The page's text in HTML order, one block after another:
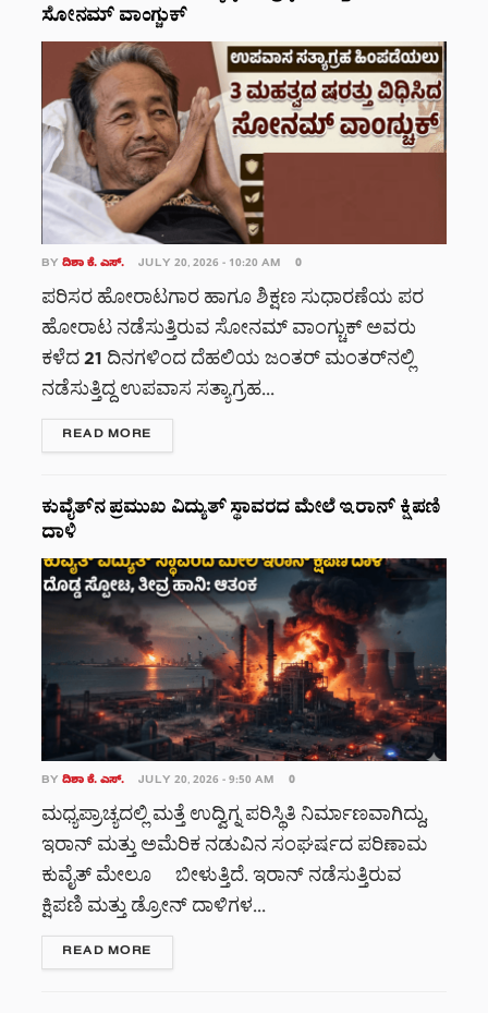
ಸೋನಮ್ ವಾಂಗ್ಚುಕ್
BY ದಿಶಾ ಕೆ. ಎಸ್. JULY 20, 2026 - 10:20 AM 0
ಪರಿಸರ ಹೋರಾಟಗಾರ ಹಾಗೂ ಶಿಕ್ಷಣ ಸುಧಾರಣೆಯ ಪರ
ಹೋರಾಟ ನಡೆಸುತ್ತಿರುವ ಸೋನಮ್ ವಾಂಗ್ಚುಕ್ ಅವರು
ಕಳೆದ 21 ದಿನಗಳಿಂದ ದೆಹಲಿಯ ಜಂತರ್ ಮಂತರ್‌ನಲ್ಲಿ
ನಡೆಸುತ್ತಿದ್ದ ಉಪವಾಸ ಸತ್ಯಾಗ್ರಹ...
READ MORE
ಕುವೈತ್‌ನ ಪ್ರಮುಖ ವಿದ್ಯುತ್ ಸ್ಥಾವರದ ಮೇಲೆ ಇರಾನ್ ಕ್ಷಿಪಣಿ
ದಾಳಿ
BY ದಿಶಾ ಕೆ. ಎಸ್. JULY 20, 2026 - 9:50 AM 0
ಮಧ್ಯಪ್ರಾಚ್ಯದಲ್ಲಿ ಮತ್ತೆ ಉದ್ವಿಗ್ನ ಪರಿಸ್ಥಿತಿ ನಿರ್ಮಾಣವಾಗಿದ್ದು,
ಇರಾನ್ ಮತ್ತು ಅಮೆರಿಕ ನಡುವಿನ ಸಂಘರ್ಷದ ಪರಿಣಾಮ
ಕುವೈತ್ ಮೇಲೂ ಬೀಳುತ್ತಿದೆ. ಇರಾನ್ ನಡೆಸುತ್ತಿರುವ
ಕ್ಷಿಪಣಿ ಮತ್ತು ಡ್ರೋನ್ ದಾಳಿಗಳ...
READ MORE